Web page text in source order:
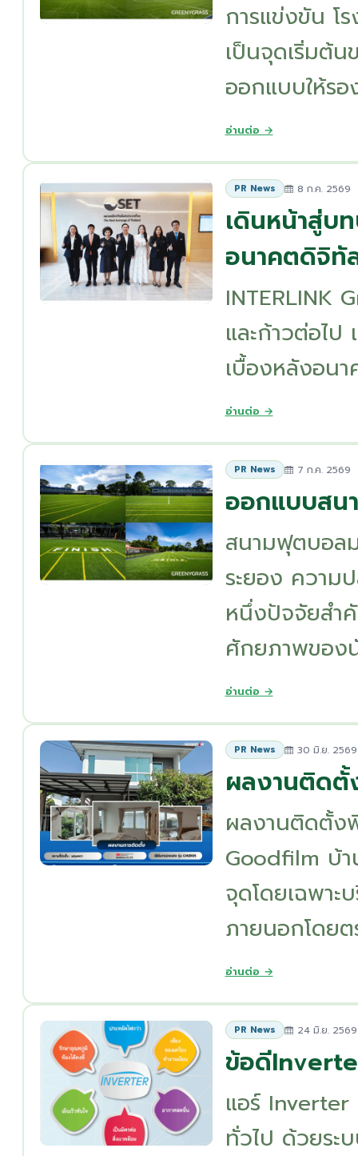
การแข่งขัน โ
เป็นจุดเริ่มต้
ออกแบบให้รอ
อ่านต่อ →
PR News 8 ก.ค. 2569
เดินหน้าสู่บ
อนาคตดิจิทั
INTERLINK
และก้าวต่อไ
เบื้องหลังอนา
อ่านต่อ →
PR News 7 ก.ค. 2569
ออกแบบสน
สนามฟุตบอล
ระยอง ความ
หนึ่งปัจจัยสำ
ศักยภาพของ
อ่านต่อ →
PR News 30 มิ.ย. 2569
ผลงานติดตั้
ผลงานติดตั้ง
Goodfilm บ้า
จุดโดยเฉพา
ภายนอกโดยต
อ่านต่อ →
PR News 24 มิ.ย. 2569
ข้อดี
แอร์ Inverter
ทั่วไป ด้วยระ